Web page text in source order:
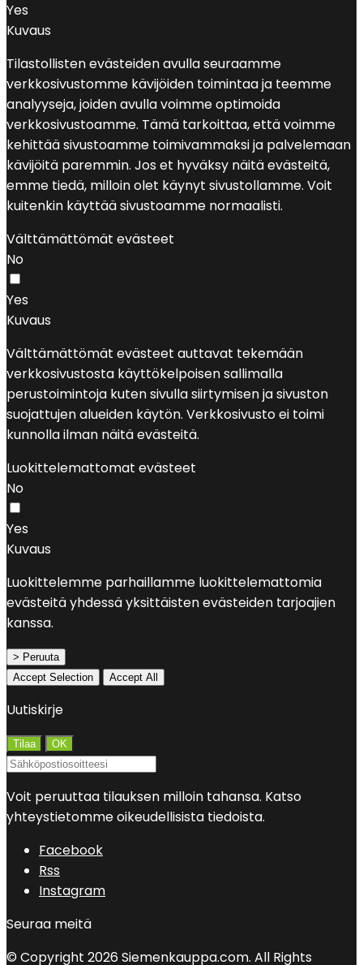
Yes
Kuvaus
Tilastollisten evästeiden avulla seuraamme
verkkosivustomme kävijöiden toimintaa ja teemme
analyyseja, joiden avulla voimme optimoida
verkkosivustoamme. Tämä tarkoittaa, että voimme
kehittää sivustoamme toimivammaksi ja palvelemaan
kävijöitä paremmin. Jos et hyväksy näitä evästeitä,
emme tiedä, milloin olet käynyt sivustollamme. Voit
kuitenkin käyttää sivustoamme normaalisti.
Välttämättömät evästeet
No
Yes
Kuvaus
Välttämättömät evästeet auttavat tekemään
verkkosivustosta käyttökelpoisen sallimalla
perustoimintoja kuten sivulla siirtymisen ja sivuston
suojattujen alueiden käytön. Verkkosivusto ei toimi
kunnolla ilman näitä evästeitä.
Luokittelemattomat evästeet
No
Yes
Kuvaus
Luokittelemme parhaillamme luokittelemattomia
evästeitä yhdessä yksittäisten evästeiden tarjoajien
kanssa.
> Peruuta
Accept Selection
Accept All
Uutiskirje
Voit peruuttaa tilauksen milloin tahansa. Katso
yhteystietomme oikeudellisista tiedoista.
Facebook
Rss
Instagram
Seuraa meitä
© Copyright 2026 Siemenkauppa.com. All Rights